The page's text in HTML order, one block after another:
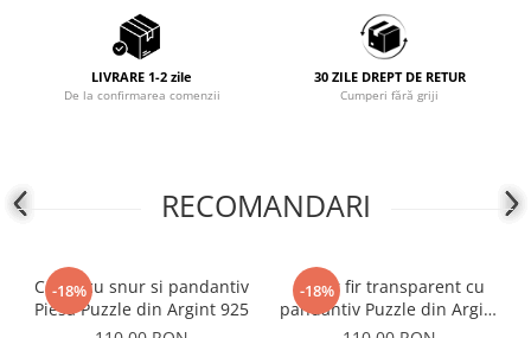
LIVRARE 1-2 zile
De la confirmarea comenzii
30 ZILE DREPT DE RETUR
Cumperi fără griji
RECOMANDARI
-18%
Colier cu snur si pandantiv
Piesa Puzzle din Argint 925
-18%
Colier fir transparent cu
pandantiv Puzzle din Argint
925